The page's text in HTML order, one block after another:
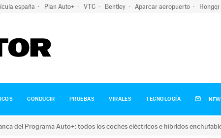
españa Plan Auto+ VTC Bentley Aparcar aeropuerto Hongqi
CONDUCIR PRUEBAS VIRALES TECNOLOGÍA
del Programa Auto+: todos los coches eléctricos e híbridos